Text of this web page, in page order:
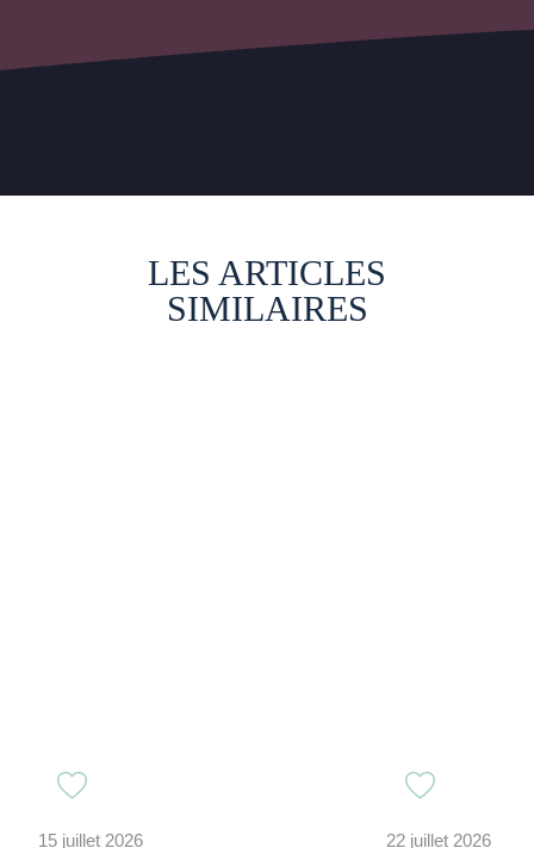
LES ARTICLES
SIMILAIRES
15 juillet 2026 22 juillet 2026